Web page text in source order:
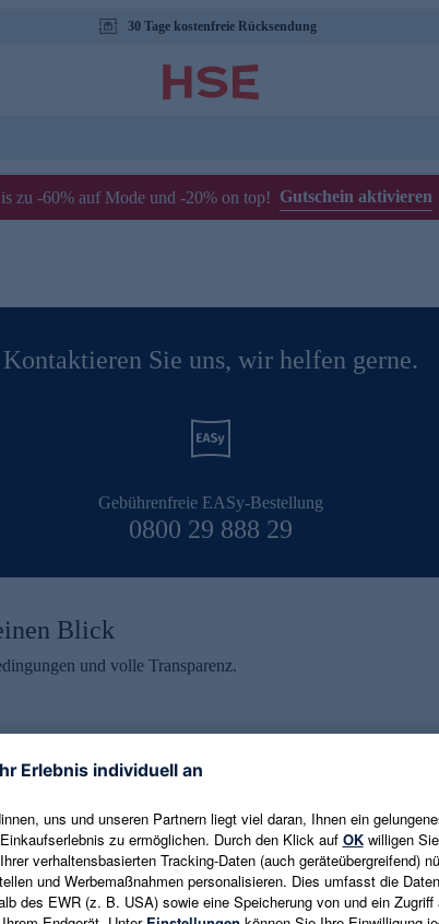
30 Tage kostenfreie Rücksendung
zu -60% auf Mode und -20% on top! Gutschein aktivieren
Kontaktieren Sie uns, wir helfen gerne.
Gebührenfreie EASy-Bestellung
0800 29 888 29
Blick
und volle Transparenz.
aktuelle Trends,
Als Dankeschön
ist jederzeit in
E-Mail-Adresse eingeben
Es gelten die Datenschutzrichtlinien